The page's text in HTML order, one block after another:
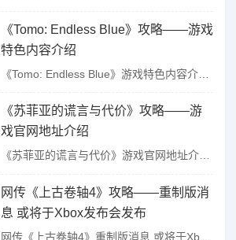
《Tomo: Endless Blue》攻略——游戏
特色内容介绍
《苏菲亚的谎言与代价》攻略——游
戏官网地址介绍
《苏菲亚的谎言与代价》游戏官网地址介绍...
网传《上古卷轴4》攻略——重制版消
息 或将于Xbox发布会发布